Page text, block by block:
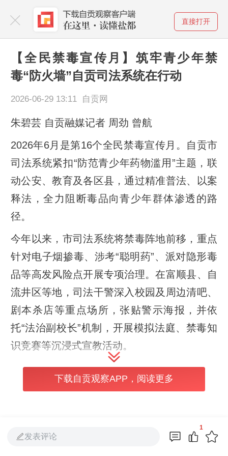
直接打开
【全民禁毒宣传月】筑牢青少年禁
毒“防火墙”自贡司法系统在行动
2026-06-29 13:11 自贡网
朱碧芸 自贡融媒记者 周劲 曾航
2026年6月是第16个全民禁毒宣传月。自贡市
司法系统紧扣“防范青少年药物滥用”主题，联
动公安、教育及各区县，通过精准普法、以案
释法，全力阻断毒品向青少年群体渗透的路
径。
今年以来，市司法系统将禁毒阵地前移，重点
针对电子烟掺毒、涉考“聪明药”、派对隐形毒
品等高发风险点开展专项治理。在富顺县、自
流井区等地，司法干警深入校园及周边清吧、
剧本杀店等重点场所，张贴警示海报，并依
托“法治副校长”机制，开展模拟法庭、禁毒知
识竞赛等沉浸式宣教活动。
目前，全市已累计开展专题法治讲座50余场，
覆盖师生及家长逾万人次，旨在构筑起“学校
下载自贡观察APP，阅读更多
发表评论
1